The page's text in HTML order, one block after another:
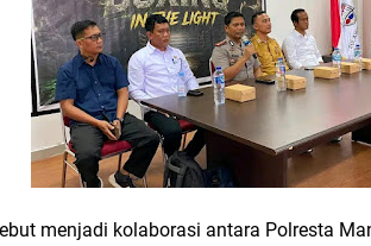
menjadi kolaborasi antara Polresta